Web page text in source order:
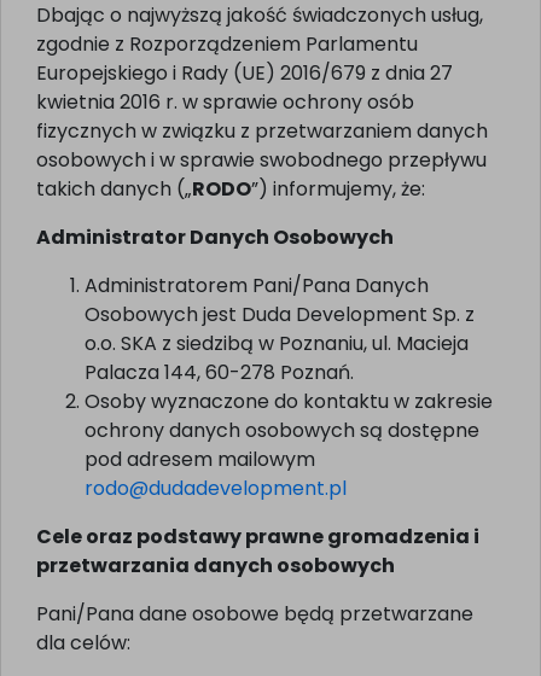
Dbając o najwyższą jakość świadczonych usług,
zgodnie z Rozporządzeniem Parlamentu
Europejskiego i Rady (UE) 2016/679 z dnia 27
kwietnia 2016 r. w sprawie ochrony osób
fizycznych w związku z przetwarzaniem danych
osobowych i w sprawie swobodnego przepływu
takich danych („RODO”) informujemy, że:
Administrator Danych Osobowych
Administratorem Pani/Pana Danych
Osobowych jest Duda Development Sp. z
o.o. SKA z siedzibą w Poznaniu, ul. Macieja
Palacza 144, 60-278 Poznań.
Osoby wyznaczone do kontaktu w zakresie
ochrony danych osobowych są dostępne
pod adresem mailowym
rodo@dudadevelopment.pl
Cele oraz podstawy prawne gromadzenia i
przetwarzania danych osobowych
Pani/Pana dane osobowe będą przetwarzane
dla celów: